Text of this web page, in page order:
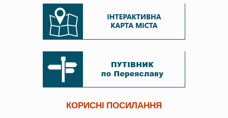
КОРИСНІ ПОСИЛАННЯ